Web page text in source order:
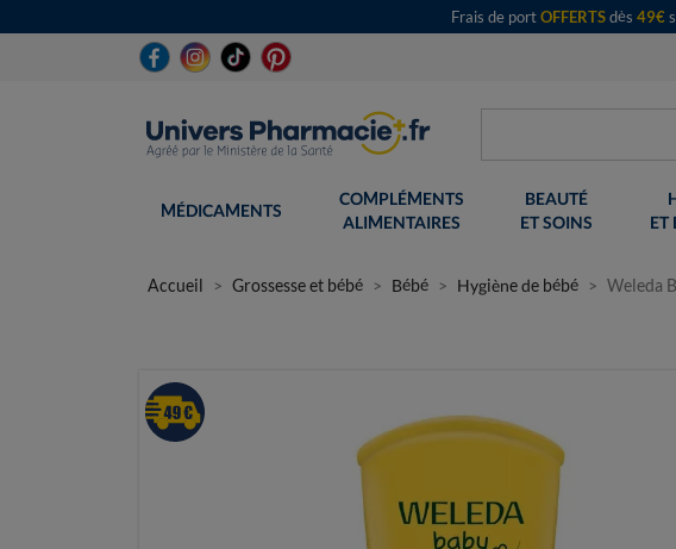
Frais de portOFFERTSdès 49€
MÉDICAMENTS
COMPLÉMENTS
ALIMENTAIRES
BEAUTÉ
ET SOINS
ET
Accueil Grossesse et bébé Bébé Hygiène de bébé Weleda